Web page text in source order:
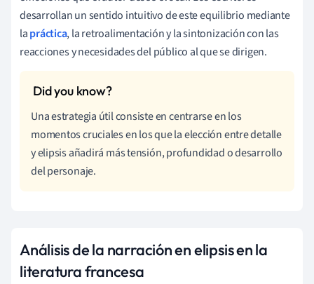
desarrollan un sentido intuitivo de este equilibrio mediante
lapráctica, la retroalimentación y la sintonización con las
reacciones y necesidades del público al que se dirigen.
Una estrategia útil consiste en centrarse en los
momentos cruciales en los que la elección entre detalle
y elipsis añadirá más tensión, profundidad o desarrollo
del personaje.
Análisis de la narración en elipsis en la
literatura francesa